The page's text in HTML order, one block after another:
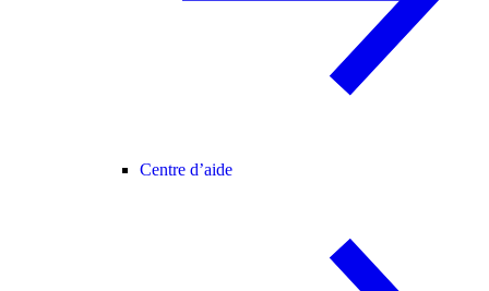
Centre d’aide